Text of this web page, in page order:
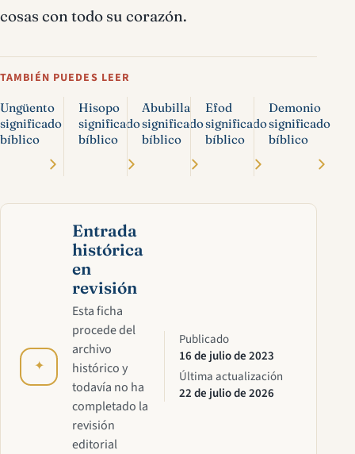
cosas con todo su corazón.
TAMBIÉN PUEDES LEER
Ungüento
significado
bíblico
Hisopo
significado
bíblico
Abubilla
significado
bíblico
Efod
significado
bíblico
Demonio
significado
bíblico
✦
Entrada
histórica
en
revisión
Esta ficha
procede del
archivo
histórico y
todavía no ha
completado la
revisión
editorial
Publicado
16 de julio de 2023
Última actualización
22 de julio de 2026